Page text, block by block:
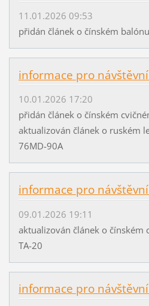
11.01.2026 09:53
přidán článek o čínském
informace pro
10.01.2026 17:20
přidán článek o čínském
aktualizován článek o ruském
76MD-90A
informace pro
09.01.2026 19:11
aktualizován článek o čínském
TA-20
informace pro